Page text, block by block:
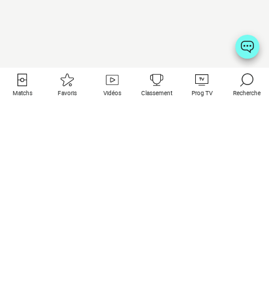
Matchs Favoris Vidéos Classement Prog TV Recherche